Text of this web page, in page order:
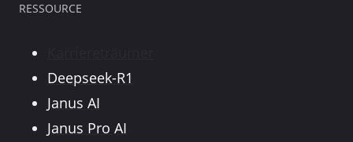
RESSOURCE
Deepseek-R1
Janus AI
Janus Pro AI